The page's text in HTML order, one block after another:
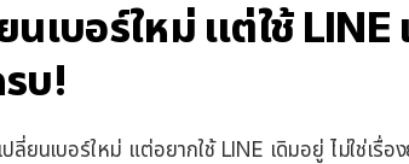
นเบอร์ใหม่ แต่ใช้
บ!
ปลี่ยนเบอร์ใหม่ แต่อยากใช้ LINE เดิมอยู่ ไม่ใช่เรื่อ